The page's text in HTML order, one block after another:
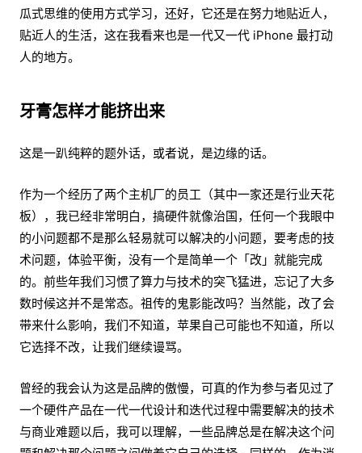
瓜式思维的使用方式学习，还好，它还是在努力地贴近人，
贴近人的生活，这在我看来也是一代又一代 iPhone 最打动
人的地方。
牙膏怎样才能挤出来
这是一趴纯粹的题外话，或者说，是边缘的话。
作为一个经历了两个主机厂的员工（其中一家还是行业天花
板），我已经非常明白，搞硬件就像治国，任何一个我眼中
的小问题都不是那么轻易就可以解决的小问题，要考虑的技
术问题，体验平衡，没有一个是简单一个「改」就能完成
的。前些年我们习惯了算力与技术的突飞猛进，忘记了大多
数时候这并不是常态。祖传的鬼影能改吗？当然能，改了会
带来什么影响，我们不知道，苹果自己可能也不知道，所以
它选择不改，让我们继续谩骂。
曾经的我会认为这是品牌的傲慢，可真的作为参与者见过了
一个硬件产品在一代一代设计和迭代过程中需要解决的技术
与商业难题以后，我可以理解，一些品牌总是在解决这个问